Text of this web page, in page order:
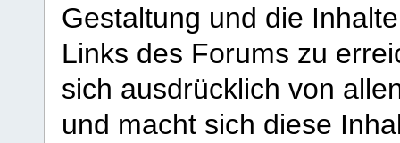
Gestaltung und die
Links des Forums zu
sich ausdrücklich von
und macht sich diese